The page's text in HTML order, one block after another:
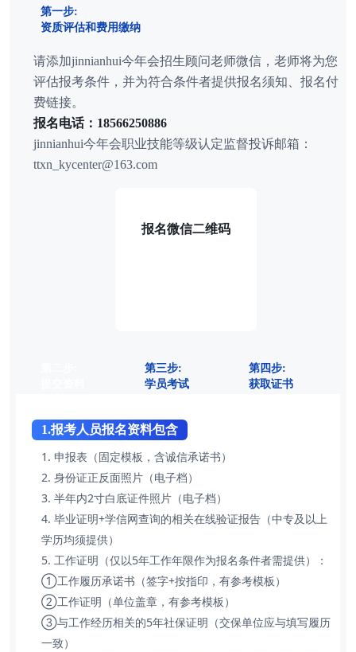
第一步:
资质评估和费用缴纳
请添加jinnianhui今年会招生顾问老师微信，老师将为您
评估报考条件，并为符合条件者提供报名须知、报名付
费链接。
报名电话：18566250886
jinnianhui今年会职业技能等级认定监督投诉邮箱：
ttxn_kycenter@163.com
报名微信二维码
第三步:
学员考试
第四步:
获取证书
1.报考人员报名资料包含
1. 申报表（固定模板，含诚信承诺书）
2. 身份证正反面照片（电子档）
3. 半年内2寸白底证件照片（电子档）
4. 毕业证明+学信网查询的相关在线验证报告（中专及以上
学历均须提供）
5. 工作证明（仅以5年工作年限作为报名条件者需提供）：
①工作履历承诺书（签字+按指印，有参考模板）
②工作证明（单位盖章，有参考模板）
③与工作经历相关的5年社保证明（交保单位应与填写履历
一致）